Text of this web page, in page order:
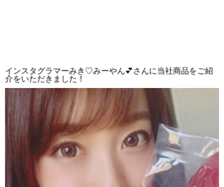
インスタグラマーみき♡みーやん💕さんに当社商品をご紹
介をいただきました！